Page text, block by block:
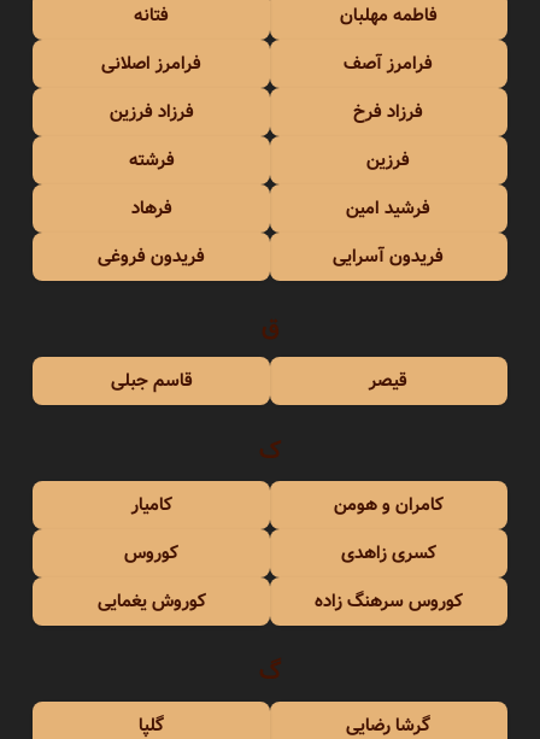
فاطمه مهلبان
فتانه
فرامرز آصف
فرامرز اصلانی
فرزاد فرخ
فرزاد فرزین
فرزین
فرشته
فرشید امین
فرهاد
فریدون آسرایی
فریدون فروغی
ق
قیصر قاسم جبلی
ک
کامران و هومن
کامیار
کسری زاهدی
کوروس
کوروس سرهنگ زاده
کوروش یغمایی
گ
گرشا رضایی
گلپا